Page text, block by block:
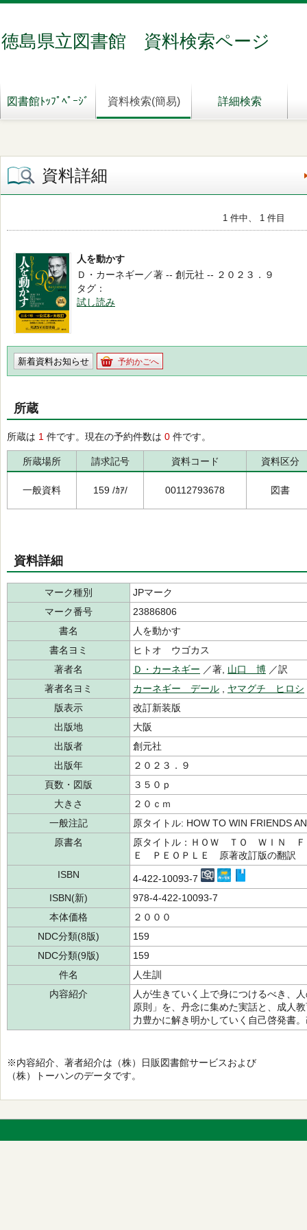
徳島県立図書館 資料検索ページ
図書館ﾄｯﾌﾟﾍﾟｰｼﾞ 資料検索(簡易) 詳細検索
資料詳細
1 件中、 1 件目
人を動かす
Ｄ・カーネギー／著 -- 創元社 -- ２０２３．９
タグ
試し読み
新着資料お知らせ 予約かごへ
所蔵
所蔵は 1 件です。現在の予約件数は 0 件です。
所蔵場所 請求記号 資料コード 資料区分
一般資料 159 /ｶｱ/ 00112793678 図書
資料詳細
マーク種別
JPマーク
マーク番号
23886806
書名
人を動かす
書名ヨミ
ヒトオ ウゴカス
著者名
Ｄ・カーネギー ／著, 山口 博 ／訳
著者名ヨミ
カーネギー デール
ヤマグチ ヒロシ
版表示
改訂新装版
出版地
大阪
出版者
創元社
出版年
２０２３．９
頁数・図版
３５０ｐ
大きさ
２０ｃｍ
一般注記
原タイトル: HOW TO WIN FRIENDS
原書名
原タイトル：ＨＯＷ ＴＯ ＷＩＮ
Ｅ ＰＥＯＰＬＥ 原著改訂版の翻訳
ISBN
4-422-10093-7
ISBN(新)
978-4-422-10093-7
本体価格
２０００
NDC分類(8版)
159
NDC分類(9版)
159
件名
人生訓
内容紹介
人が生きていく上で身につけるべき、
原則」を、丹念に集めた実話と、成人
力豊かに解き明かしていく自己啓発書
※内容紹介、著者紹介は（株）日販図書館サービスおよび
（株）トーハンのデータです。